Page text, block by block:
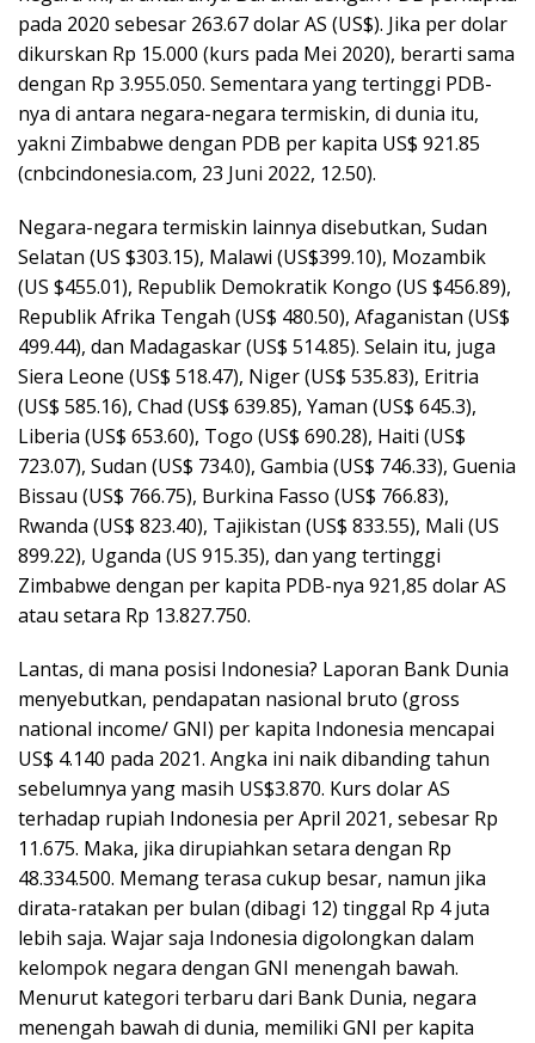
pada 2020 sebesar 263.67 dolar AS (US$). Jika per dolar
dikurskan Rp 15.000 (kurs pada Mei 2020), berarti sama
dengan Rp 3.955.050. Sementara yang tertinggi PDB-
nya di antara negara-negara termiskin, di dunia itu,
yakni Zimbabwe dengan PDB per kapita US$ 921.85
(cnbcindonesia.com, 23 Juni 2022, 12.50).
Negara-negara termiskin lainnya disebutkan, Sudan
Selatan (US $303.15), Malawi (US$399.10), Mozambik
(US $455.01), Republik Demokratik Kongo (US $456.89),
Republik Afrika Tengah (US$ 480.50), Afaganistan (US$
499.44), dan Madagaskar (US$ 514.85). Selain itu, juga
Siera Leone (US$ 518.47), Niger (US$ 535.83), Eritria
(US$ 585.16), Chad (US$ 639.85), Yaman (US$ 645.3),
Liberia (US$ 653.60), Togo (US$ 690.28), Haiti (US$
723.07), Sudan (US$ 734.0), Gambia (US$ 746.33), Guenia
Bissau (US$ 766.75), Burkina Fasso (US$ 766.83),
Rwanda (US$ 823.40), Tajikistan (US$ 833.55), Mali (US
899.22), Uganda (US 915.35), dan yang tertinggi
Zimbabwe dengan per kapita PDB-nya 921,85 dolar AS
atau setara Rp 13.827.750.
Lantas, di mana posisi Indonesia? Laporan Bank Dunia
menyebutkan, pendapatan nasional bruto (gross
national income/ GNI) per kapita Indonesia mencapai
US$ 4.140 pada 2021. Angka ini naik dibanding tahun
sebelumnya yang masih US$3.870. Kurs dolar AS
terhadap rupiah Indonesia per April 2021, sebesar Rp
11.675. Maka, jika dirupiahkan setara dengan Rp
48.334.500. Memang terasa cukup besar, namun jika
dirata-ratakan per bulan (dibagi 12) tinggal Rp 4 juta
lebih saja. Wajar saja Indonesia digolongkan dalam
kelompok negara dengan GNI menengah bawah.
Menurut kategori terbaru dari Bank Dunia, negara
menengah bawah di dunia, memiliki GNI per kapita